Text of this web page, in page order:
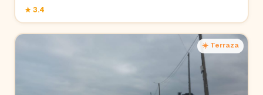
★3.4
☀️ Terraza